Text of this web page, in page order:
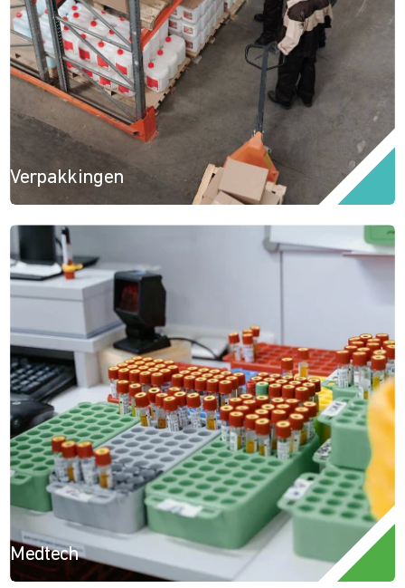
Verpakkingen
Medtech